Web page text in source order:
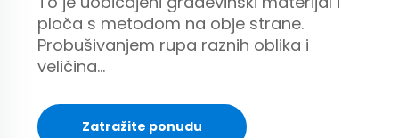
ploča s metodom na obje strane.
Probušivanjem rupa raznih oblika i
veličina...
Zatražite ponudu